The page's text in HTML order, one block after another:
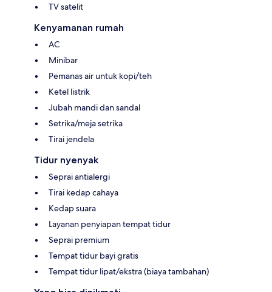
TV satelit
Kenyamanan rumah
AC
Minibar
Pemanas air untuk kopi/teh
Ketel listrik
Jubah mandi dan sandal
Setrika/meja setrika
Tirai jendela
Tidur nyenyak
Seprai antialergi
Tirai kedap cahaya
Kedap suara
Layanan penyiapan tempat tidur
Seprai premium
Tempat tidur bayi gratis
Tempat tidur lipat/ekstra (biaya tambahan)